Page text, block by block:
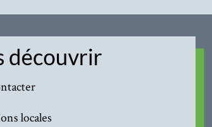
découvrir
locales